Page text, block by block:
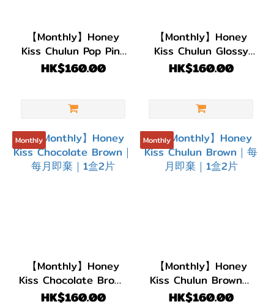
【Monthly】Honey
Kiss Chulun Pop Pink
｜每月即棄｜1盒2片
HK$160.00
【Monthly】Honey
Kiss Chulun Glossy
Gray｜每月即棄｜1盒2
HK$160.00
Monthly
【Monthly】Honey
Kiss Chocolate Brown
｜每月即棄｜1盒2片
HK$160.00
Monthly
【Monthly】Honey
Kiss Chulun Brown｜
每月即棄｜1盒2片
HK$160.00